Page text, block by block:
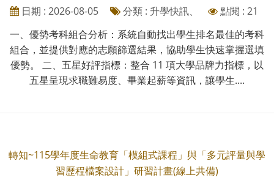
日期 : 2026-08-05
分類 : 升學快訊、
點閱 : 21
一、優勢考科組合分析：系統自動找出學生排名最佳的考科
組合，並提供對應的志願篩選結果，協助學生快速掌握選填
優勢。 二、五星好評指標：整合 11 項大學品牌力指標，以
五星呈現求職難易度、畢業起薪等資訊，讓學生....
轉知~115學年度生命教育「模組式課程」與「多元評量與學
習歷程檔案設計」研習計畫(線上共備)